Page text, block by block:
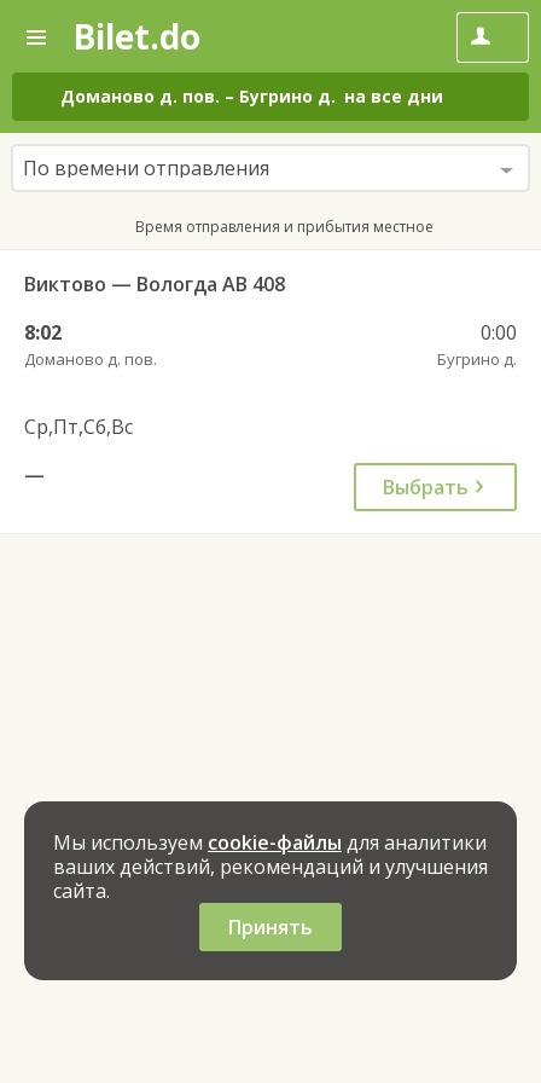
—
Поиск
и
покупка
билетов
на
автобус
онлайн
Bilet.do
Доманово д. пов. – Бугрино д. на все дни
По времени отправления
Время отправления и прибытия местное
Виктово — Вологда АВ 408
8:02
Доманово д. пов.
0:00
Бугрино д.
Ср,Пт,Сб,Вс
—
Выбрать
Мы используем cookie-файлы для аналитики
ваших действий, рекомендаций и улучшения
сайта.
Принять